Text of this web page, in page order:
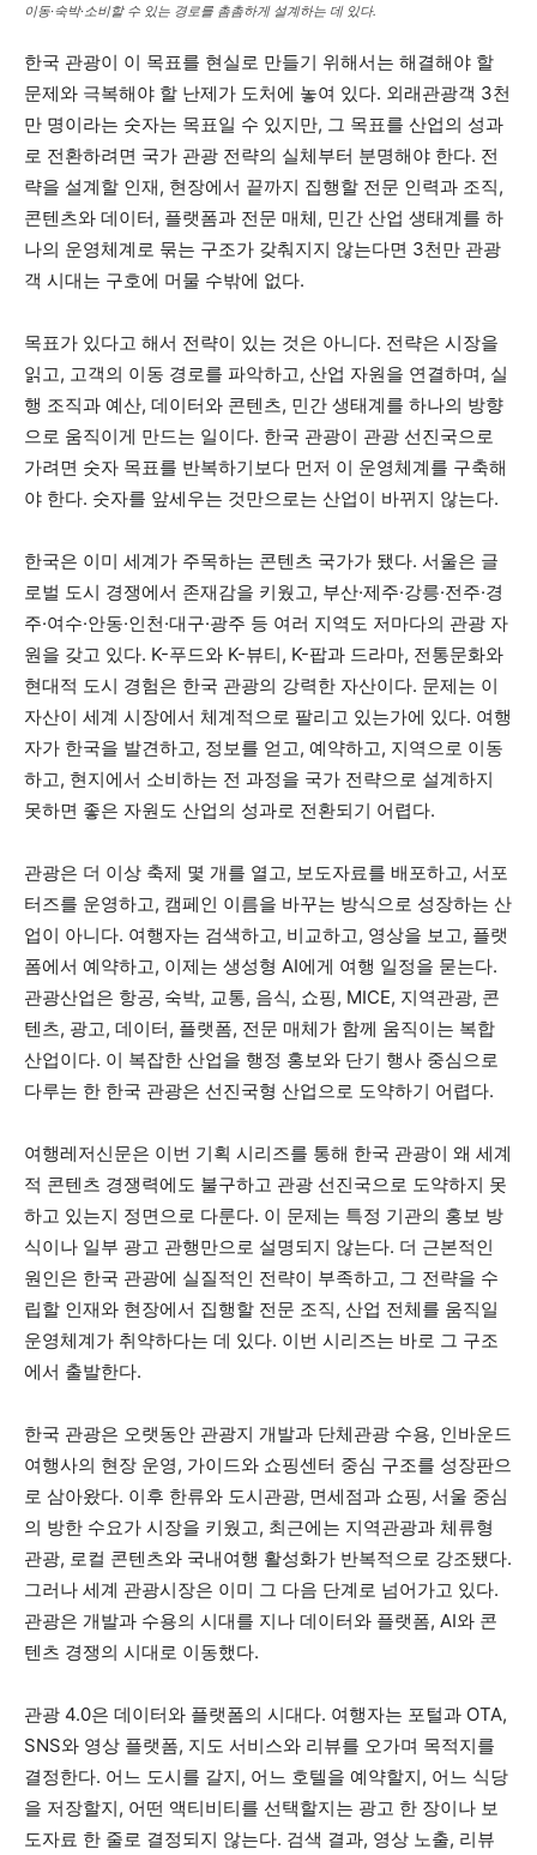
이동·숙박·소비할 수 있는 경로를 촘촘하게 설계하는 데 있다.
한국 관광이 이 목표를 현실로 만들기 위해서는 해결해야 할
문제와 극복해야 할 난제가 도처에 놓여 있다. 외래관광객 3천
만 명이라는 숫자는 목표일 수 있지만, 그 목표를 산업의 성과
로 전환하려면 국가 관광 전략의 실체부터 분명해야 한다. 전
략을 설계할 인재, 현장에서 끝까지 집행할 전문 인력과 조직,
콘텐츠와 데이터, 플랫폼과 전문 매체, 민간 산업 생태계를 하
나의 운영체계로 묶는 구조가 갖춰지지 않는다면 3천만 관광
객 시대는 구호에 머물 수밖에 없다.
목표가 있다고 해서 전략이 있는 것은 아니다. 전략은 시장을
읽고, 고객의 이동 경로를 파악하고, 산업 자원을 연결하며, 실
행 조직과 예산, 데이터와 콘텐츠, 민간 생태계를 하나의 방향
으로 움직이게 만드는 일이다. 한국 관광이 관광 선진국으로
가려면 숫자 목표를 반복하기보다 먼저 이 운영체계를 구축해
야 한다. 숫자를 앞세우는 것만으로는 산업이 바뀌지 않는다.
한국은 이미 세계가 주목하는 콘텐츠 국가가 됐다. 서울은 글
로벌 도시 경쟁에서 존재감을 키웠고, 부산·제주·강릉·전주·경
주·여수·안동·인천·대구·광주 등 여러 지역도 저마다의 관광 자
원을 갖고 있다. K-푸드와 K-뷰티, K-팝과 드라마, 전통문화와
현대적 도시 경험은 한국 관광의 강력한 자산이다. 문제는 이
자산이 세계 시장에서 체계적으로 팔리고 있는가에 있다. 여행
자가 한국을 발견하고, 정보를 얻고, 예약하고, 지역으로 이동
하고, 현지에서 소비하는 전 과정을 국가 전략으로 설계하지
못하면 좋은 자원도 산업의 성과로 전환되기 어렵다.
관광은 더 이상 축제 몇 개를 열고, 보도자료를 배포하고, 서포
터즈를 운영하고, 캠페인 이름을 바꾸는 방식으로 성장하는 산
업이 아니다. 여행자는 검색하고, 비교하고, 영상을 보고, 플랫
폼에서 예약하고, 이제는 생성형 AI에게 여행 일정을 묻는다.
관광산업은 항공, 숙박, 교통, 음식, 쇼핑, MICE, 지역관광, 콘
텐츠, 광고, 데이터, 플랫폼, 전문 매체가 함께 움직이는 복합
산업이다. 이 복잡한 산업을 행정 홍보와 단기 행사 중심으로
다루는 한 한국 관광은 선진국형 산업으로 도약하기 어렵다.
여행레저신문은 이번 기획 시리즈를 통해 한국 관광이 왜 세계
적 콘텐츠 경쟁력에도 불구하고 관광 선진국으로 도약하지 못
하고 있는지 정면으로 다룬다. 이 문제는 특정 기관의 홍보 방
식이나 일부 광고 관행만으로 설명되지 않는다. 더 근본적인
원인은 한국 관광에 실질적인 전략이 부족하고, 그 전략을 수
립할 인재와 현장에서 집행할 전문 조직, 산업 전체를 움직일
운영체계가 취약하다는 데 있다. 이번 시리즈는 바로 그 구조
에서 출발한다.
한국 관광은 오랫동안 관광지 개발과 단체관광 수용, 인바운드
여행사의 현장 운영, 가이드와 쇼핑센터 중심 구조를 성장판으
로 삼아왔다. 이후 한류와 도시관광, 면세점과 쇼핑, 서울 중심
의 방한 수요가 시장을 키웠고, 최근에는 지역관광과 체류형
관광, 로컬 콘텐츠와 국내여행 활성화가 반복적으로 강조됐다.
그러나 세계 관광시장은 이미 그 다음 단계로 넘어가고 있다.
관광은 개발과 수용의 시대를 지나 데이터와 플랫폼, AI와 콘
텐츠 경쟁의 시대로 이동했다.
관광 4.0은 데이터와 플랫폼의 시대다. 여행자는 포털과 OTA,
SNS와 영상 플랫폼, 지도 서비스와 리뷰를 오가며 목적지를
결정한다. 어느 도시를 갈지, 어느 호텔을 예약할지, 어느 식당
을 저장할지, 어떤 액티비티를 선택할지는 광고 한 장이나 보
도자료 한 줄로 결정되지 않는다. 검색 결과, 영상 노출, 리뷰